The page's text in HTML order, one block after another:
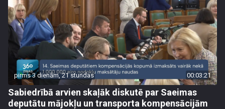
pirms 3 dienām, 21 stundas 00:03:21
Sabiedrībā arvien skaļāk diskutē par Saeimas
deputātu mājokļu un transporta kompensācijām